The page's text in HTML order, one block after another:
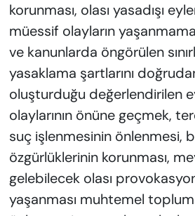
korunması, olası yasadışı
müessif olayların
ve kanunlarda öngörülen
yasaklama şartlarını
oluşturduğu değerlendirilen
olaylarının önüne geçmek,
suç işlenmesinin önlenmesi,
özgürlüklerinin korunması,
gelebilecek olası
yaşanması muhtemel